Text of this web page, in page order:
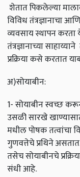
शेतात पिकलेल्या
विविध तंत्रज्ञानाचा
व्यवसाय स्थापन
तंत्रज्ञानाच्या
प्रक्रिया कसे करतात
अ)सोयाबीन:
1- सोयाबीन स्वच्छ
उसळी सारखे
मधील पोषक तत्वांचा
गुणवत्तेचे प्रथिने
तसेच सोयाबीनचे
संधी आहे.